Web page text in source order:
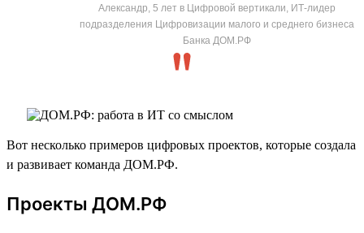
Александр, 5 лет в Цифровой вертикали, ИТ-лидер
подразделения Цифровизации малого и среднего бизнеса
Банка ДОМ.РФ
Вот несколько примеров цифровых проектов, которые создала
и развивает команда ДОМ.РФ.
Проекты ДОМ.РФ